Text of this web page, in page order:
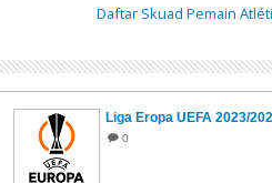
Daftar Skuad Pemain
Liga Eropa UEFA 2023/
0